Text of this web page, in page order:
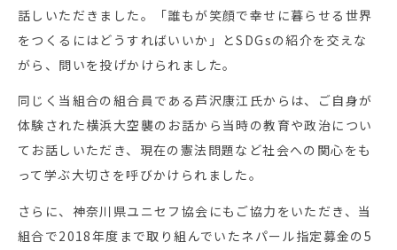
話しいただきました。「誰もが笑顔で幸せに暮らせる世界
をつくるにはどうすればいいか」とSDGsの紹介を交えな
がら、問いを投げかけられました。
同じく当組合の組合員である芦沢康江氏からは、ご自身が
体験された横浜大空襲のお話から当時の教育や政治につい
てお話しいただき、現在の憲法問題など社会への関心をも
って学ぶ大切さを呼びかけられました。
さらに、神奈川県ユニセフ協会にもご協力をいただき、当
組合で2018年度まで取り組んでいたネパール指定募金の5